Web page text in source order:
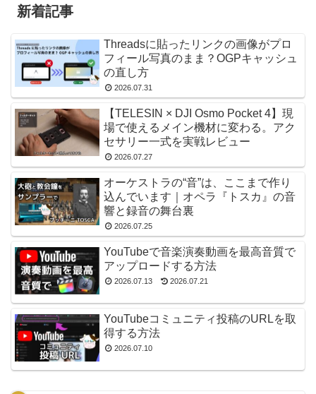
新着記事
Threadsに貼ったリンクの画像がプロ
フィール写真のまま？OGPキャッシュ
の直し方
2026.07.31
【TELESIN × DJI Osmo Pocket 4】現
場で使えるメイン機材に変わる。アク
セサリー一式を実戦レビュー
2026.07.27
オーケストラの“音”は、ここまで作り
込んでいます｜オペラ『トスカ』の音
響と録音の舞台裏
2026.07.25
YouTubeで音楽演奏動画を最高音質で
アップロードする方法
2026.07.13 2026.07.21
YouTubeコミュニティ投稿のURLを取
得する方法
2026.07.10